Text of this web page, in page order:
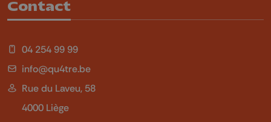
Contact
04 254 99 99
info@qu4tre.be
Rue du Laveu, 58
4000 Liège